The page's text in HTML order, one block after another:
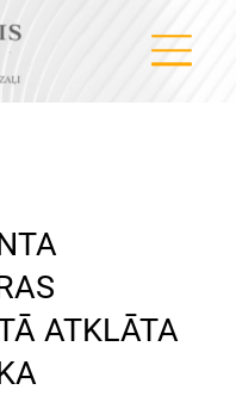
ATKLĀTA